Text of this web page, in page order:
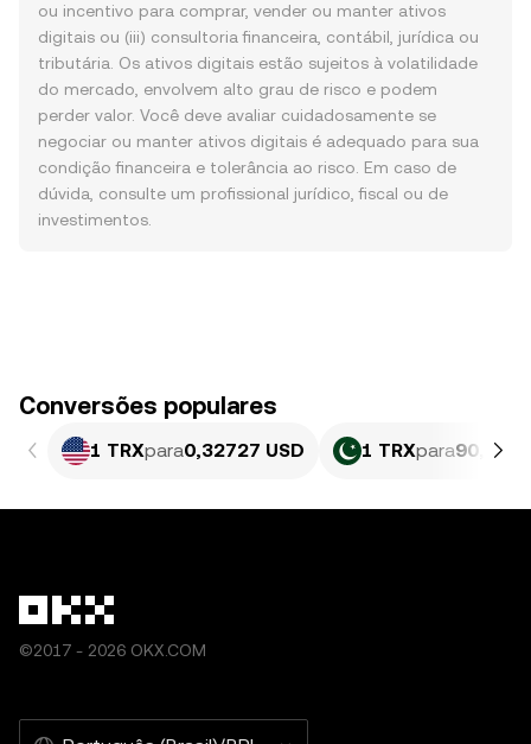
ou incentivo para comprar, vender ou manter ativos
digitais ou (iii) consultoria financeira, contábil, jurídica ou
tributária. Os ativos digitais estão sujeitos à volatilidade
do mercado, envolvem alto grau de risco e podem
perder valor. Você deve avaliar cuidadosamente se
negociar ou manter ativos digitais é adequado para sua
condição financeira e tolerância ao risco. Em caso de
dúvida, consulte um profissional jurídico, fiscal ou de
investimentos.
Conversões populares
1 TRXpara0,32727 USD 1 TRXpara90,89
©2017 - 2026 OKX.COM